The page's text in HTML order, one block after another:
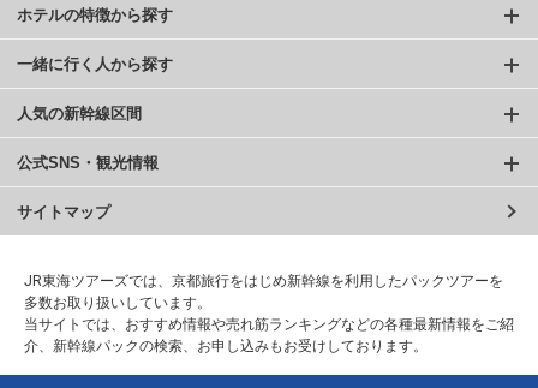
ホテルの特徴から探す
一緒に行く人から探す
人気の新幹線区間
公式SNS・観光情報
サイトマップ
JR東海ツアーズでは、京都旅行をはじめ新幹線を利用したパックツアーを
多数お取り扱いしています。
当サイトでは、おすすめ情報や売れ筋ランキングなどの各種最新情報をご紹
介、新幹線パックの検索、お申し込みもお受けしております。